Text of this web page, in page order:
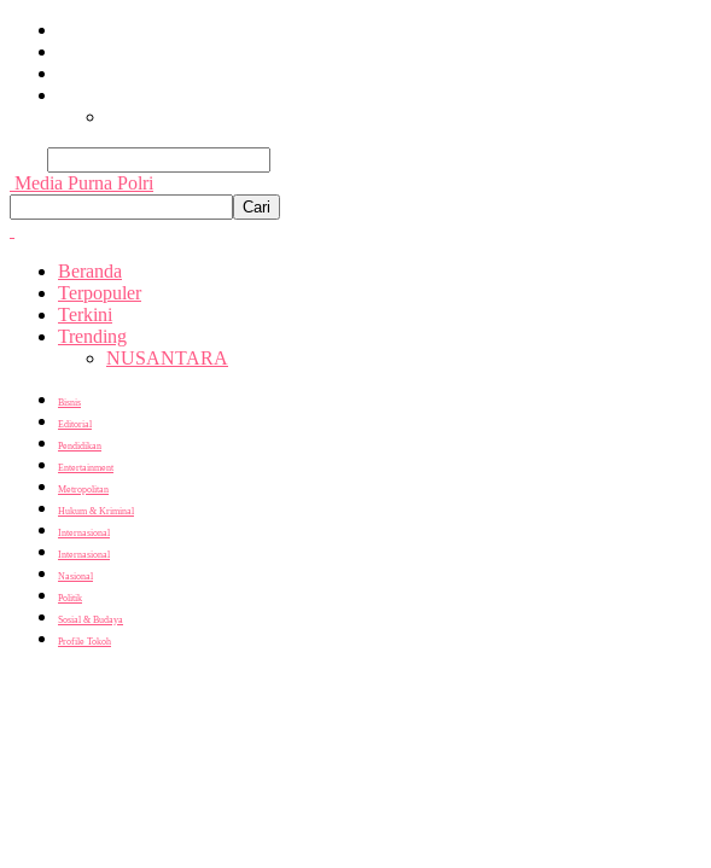
Media Purna Polri
Beranda
Terpopuler
Terkini
Trending
NUSANTARA
Bisnis
Editorial
Pendidikan
Entertainment
Metropolitan
Hukum & Kriminal
Internasional
Internasional
Nasional
Politik
Sosial & Budaya
Profile Tokoh